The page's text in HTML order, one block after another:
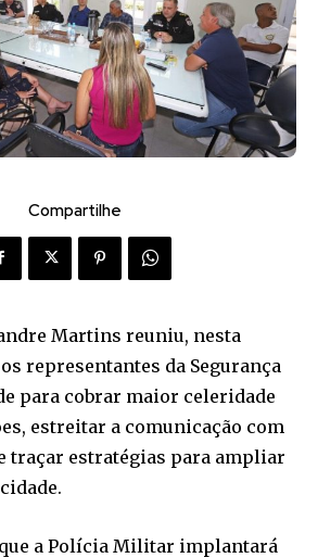
Compartilhe
Martins reuniu, nesta
representantes da Segurança
para cobrar maior celeridade
estreitar a comunicação com
traçar estratégias para ampliar
a Polícia Militar implantará